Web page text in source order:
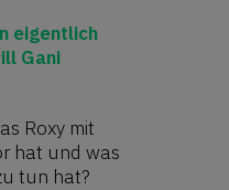
eigentlich
Gani
Roxy mit
hat und was
tun hat?